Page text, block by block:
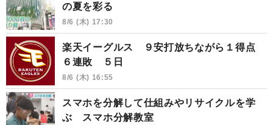
の夏を彩る
8/6 (木) 17:30
楽天イーグルス ９安打放ちながら１得点
６連敗 ５日
8/6 (木) 16:55
スマホを分解して仕組みやリサイクルを学
ぶ スマホ分解教室